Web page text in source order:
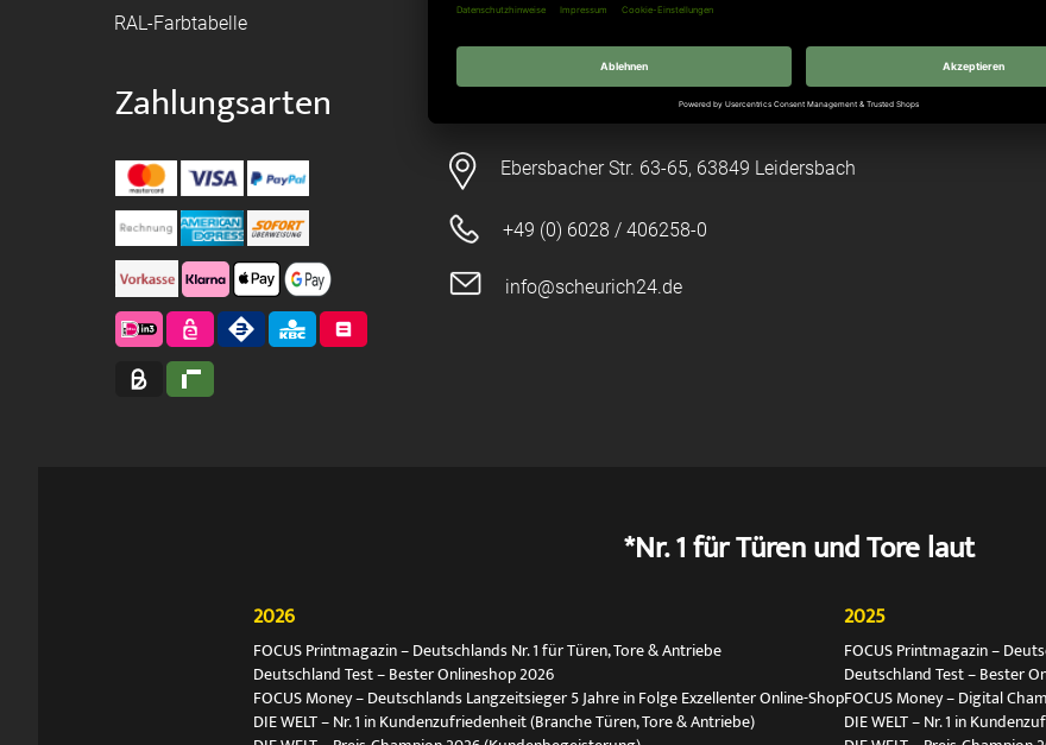
RAL-Farbtabelle
Zahlungsarten Kontakt
Ebersbacher Str. 63-65, 63849 Leidersbach
+49 (0) 6028 / 406258-0
info@scheurich24.de
*Nr. 1 für Türen und Tore laut
2026
FOCUS Printmagazin – Deutschlands Nr. 1 für Türen, Tore & Antriebe
Deutschland Test – Bester Onlineshop 2026
FOCUS Money – Deutschlands Langzeitsieger 5 Jahre in Folge Exzellenter Online-Shop
DIE WELT – Nr. 1 in Kundenzufriedenheit (Branche Türen, Tore & Antriebe)
2025
FOCUS Printmagazin –
Deutschland Test – Bester
FOCUS Money – Digital
DIE WELT – Nr. 1 in